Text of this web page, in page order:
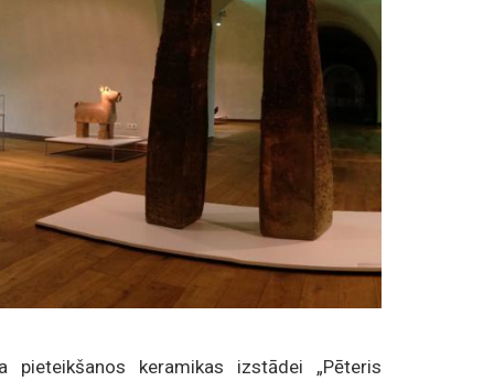
keramikas izstādei „Pēteris